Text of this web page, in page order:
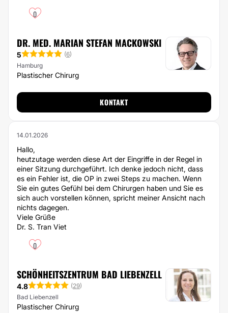
0
DR. MED. MARIAN STEFAN MACKOWSKI
5 (6)
Hamburg
Plastischer Chirurg
KONTAKT
14.01.2026
Hallo,
heutzutage werden diese Art der Eingriffe in der Regel in
einer Sitzung durchgeführt. Ich denke jedoch nicht, dass
es ein Fehler ist, die OP in zwei Steps zu machen. Wenn
Sie ein gutes Gefühl bei dem Chirurgen haben und Sie es
sich auch vorstellen können, spricht meiner Ansicht nach
nichts dagegen.
Viele Grüße
Dr. S. Tran Viet
0
SCHÖNHEITSZENTRUM BAD LIEBENZELL
4.8 (29)
Bad Liebenzell
Plastischer Chirurg